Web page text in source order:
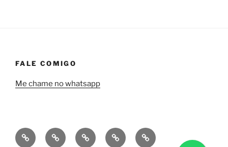
FALE COMIGO
Me chame no whatsapp
Quem
Minha
ContrateSoluçõesTecnologia